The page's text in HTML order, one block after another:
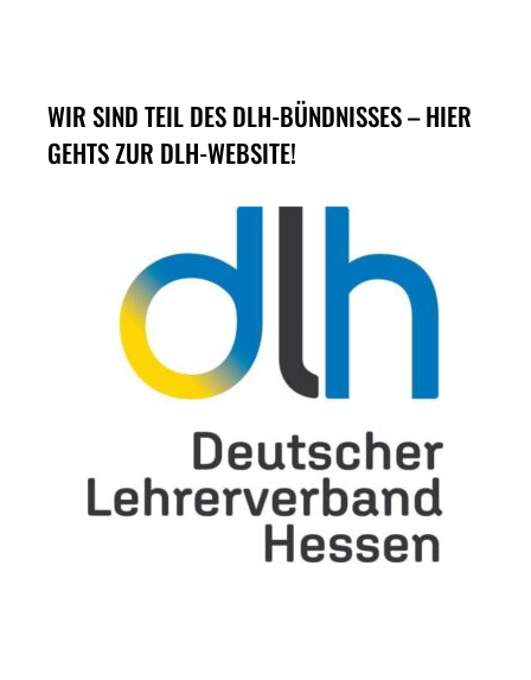
WIR SIND TEIL DES DLH-BÜNDNISSES – HIER
GEHTS ZUR DLH-WEBSITE!